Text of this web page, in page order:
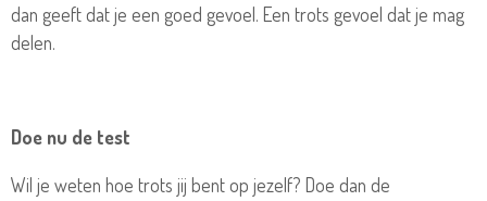
dan geeft dat je een goed gevoel. Een trots gevoel dat je mag
delen.
Doe nu de test
Wil je weten hoe trots jij bent op jezelf? Doe dan de